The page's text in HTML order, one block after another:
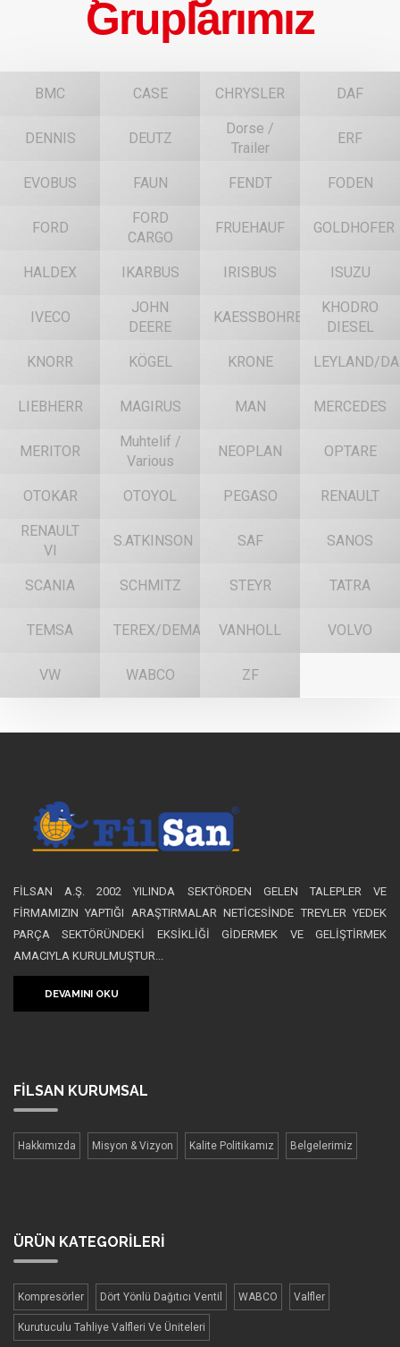
Gruplarımız
BMC CASE CHRYSLER DAF
DENNIS DEUTZ
Dorse /
Trailer
ERF
EVOBUS FAUN FENDT FODEN
FORD
FORD
CARGO
FRUEHAUF GOLDHOFER
HALDEX IKARBUS IRISBUS ISUZU
IVECO
JOHN
DEERE
KAESSBOHRER
KHODRO
DIESEL
KNORR KÖGEL KRONE LEYLAND/
LIEBHERR MAGIRUS MAN MERCEDES
MERITOR
Muhtelif /
Various
NEOPLAN OPTARE
OTOKAR OTOYOL PEGASO RENAULT
RENAULT
VI
S.ATKINSON SAF SANOS
SCANIA SCHMITZ STEYR TATRA
TEMSA TEREX/DEMAG VANHOLL VOLVO
VW WABCO ZF
FİLSAN A.Ş. 2002 YILINDA SEKTÖRDEN GELEN TALEPLER VE
FİRMAMIZIN YAPTIĞI ARAŞTIRMALAR NETİCESİNDE TREYLER YEDEK
PARÇA SEKTÖRÜNDEKİ EKSİKLİĞİ GİDERMEK VE GELİŞTİRMEK
AMACIYLA KURULMUŞTUR...
DEVAMINI OKU
FİLSAN KURUMSAL
Hakkımızda Misyon & Vizyon Kalite Politikamız Belgelerimiz
ÜRÜN KATEGORİLERİ
Kompresörler Dört Yönlü Dağıtıcı Ventil WABCO Valfler
Kurutuculu Tahliye Valfleri Ve Üniteleri